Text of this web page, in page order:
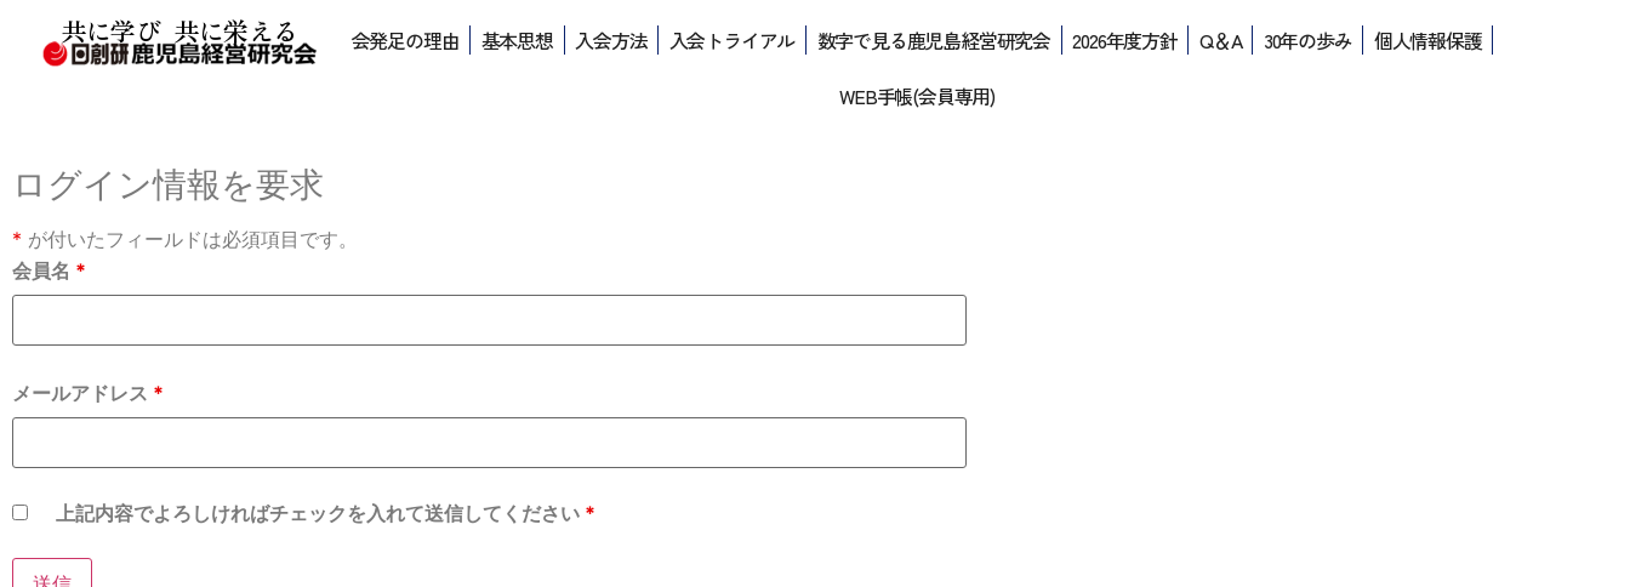
共に学び 共に栄える 会発足の理由 基本思想 入会方法 入会トライアル 数字で見る鹿児島経営研究会 2026年度方針 Q＆A 30年の歩み
個人情報保護
WEB手帳(会員専用)
ログイン情報を要求
* が付いたフィールドは必須項目です。
会員名 *
メールアドレス *
上記内容でよろしければチェックを入れて送信してください *